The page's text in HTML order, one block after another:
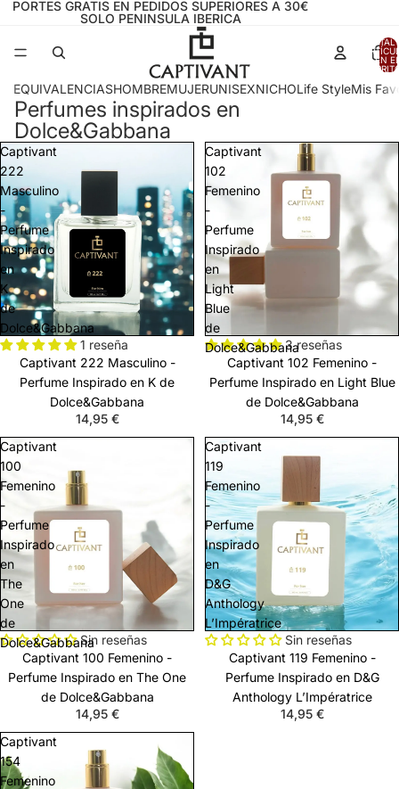
PORTES GRATIS EN PEDIDOS SUPERIORES A 30€
SOLO PENINSULA IBERICA
TOTAL
EN
EQUIVALENCIASHOMBREMUJERUNISEXNICHOLife StyleMis
Perfumes inspirados en
Dolce&Gabbana
Captivant
222
Masculino
-
Perfume
Inspirado
en
K
de
Dolce&Gabbana
1 reseña
Captivant 222 Masculino -
Perfume Inspirado en K de
Dolce&Gabbana
14,95 €
Captivant
102
Femenino
-
Perfume
Inspirado
en
Light
Blue
de
Dolce&Gabbana3 reseñas
Captivant 102 Femenino -
Perfume Inspirado en Light Blue
de Dolce&Gabbana
14,95 €
Captivant
100
Femenino
-
Perfume
Inspirado
en
The
One
de
Dolce&GabbanaSin reseñas
Captivant 100 Femenino -
Perfume Inspirado en The One
de Dolce&Gabbana
14,95 €
Captivant
119
Femenino
-
Perfume
Inspirado
en
D&G
Anthology
L’Impératrice
Sin reseñas
Captivant 119 Femenino -
Perfume Inspirado en D&G
Anthology L’Impératrice
14,95 €
Captivant
154
Femenino